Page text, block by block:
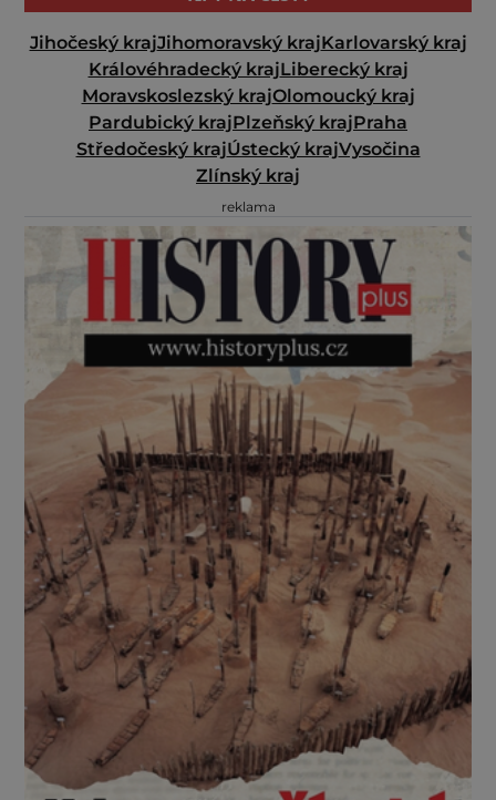
Jihočeský krajJihomoravský krajKarlovarský kraj
Královéhradecký krajLiberecký kraj
Moravskoslezský krajOlomoucký kraj
Pardubický krajPlzeňský krajPraha
Středočeský krajÚstecký krajVysočina
Zlínský kraj
reklama